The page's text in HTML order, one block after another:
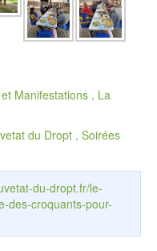
Manifestations , La
du Dropt , Soirées
du-dropt.fr/le-
des-croquants-pour-